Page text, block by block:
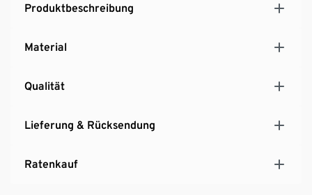
Produktbeschreibung
Material
Qualität
Lieferung & Rücksendung
Ratenkauf